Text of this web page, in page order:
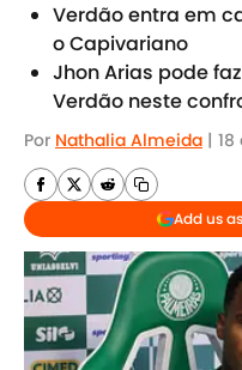
Verdão entra em
o Capivariano
Jhon Arias pode
Verdão neste
Por Nathalia Almeida |
Add us